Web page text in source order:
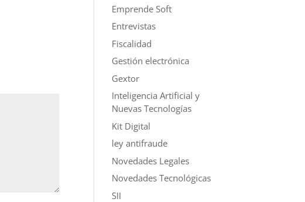
Emprende Soft
Entrevistas
Fiscalidad
Gestión electrónica
Gextor
Inteligencia Artificial y
Nuevas Tecnologías
Kit Digital
ley antifraude
Novedades Legales
Novedades Tecnológicas
SII